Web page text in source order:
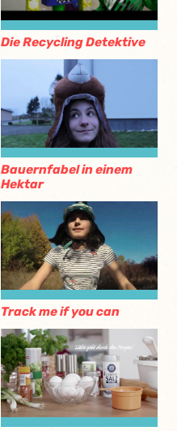
Die Recycling Detektive
Bauernfabel in einem
Hektar
Track me if you can